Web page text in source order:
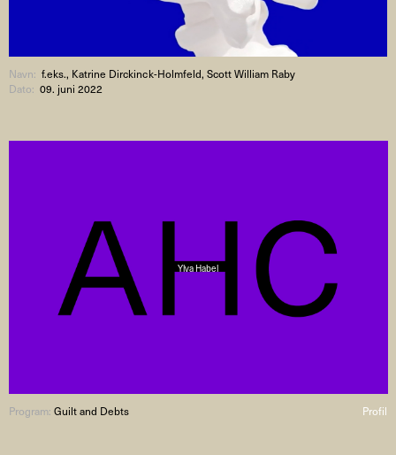
Navn:f.eks., Katrine Dirckinck-Holmfeld, Scott William Raby
Dato:09. juni 2022
Ylva Habel
Profil
Program:Guilt and Debts